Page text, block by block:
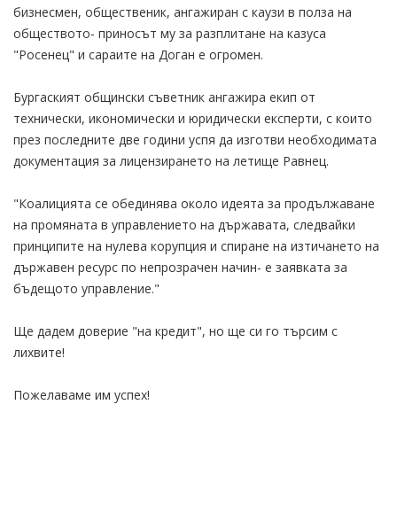
бизнесмен, общественик, ангажиран с каузи в полза на
обществото- приносът му за разплитане на казуса
"Росенец" и сараите на Доган е огромен.
Бургаският общински съветник ангажира екип от
технически, икономически и юридически експерти, с които
през последните две години успя да изготви необходимата
документация за лицензирането на летище Равнец.
"Коалицията се обединява около идеята за продължаване
на промяната в управлението на държавата, следвайки
принципите на нулева корупция и спиране на изтичането на
държавен ресурс по непрозрачен начин- е заявката за
бъдещото управление."
Ще дадем доверие "на кредит", но ще си го търсим с
лихвите!
Пожелаваме им успех!